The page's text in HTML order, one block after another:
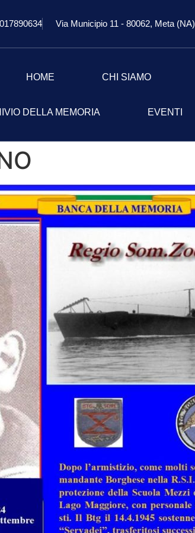
Via Municipio 11 - 80062, Meta (NA)
HOME CHI SIAMO
DELLA MEMORIA EVENTI